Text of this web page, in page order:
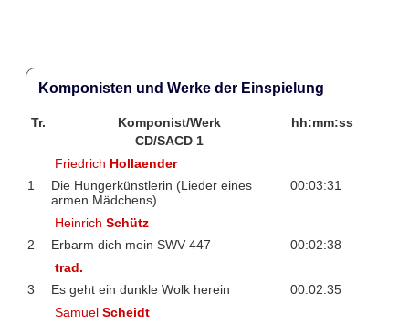
Komponisten und Werke der Einspielung
Tr. Komponist/Werk
hh:mm:ss
CD/SACD 1
Friedrich Hollaender
1
Die Hungerkünstlerin (Lieder eines
armen Mädchens)
00:03:31
HeinrichSchütz
2
Erbarm dich mein SWV 447
00:02:38
trad.
3
Es geht ein dunkle Wolk herein
00:02:35
SamuelScheidt